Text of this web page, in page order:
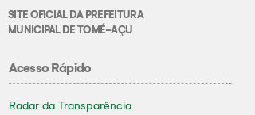
SITE OFICIAL DA PREFEITURA
MUNICIPAL DE TOMÉ-AÇU
Acesso Rápido
Radar da Transparência